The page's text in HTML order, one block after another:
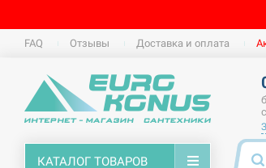
FAQ Отзывы Доставка и оплата
КАТАЛОГ ТОВАРОВ